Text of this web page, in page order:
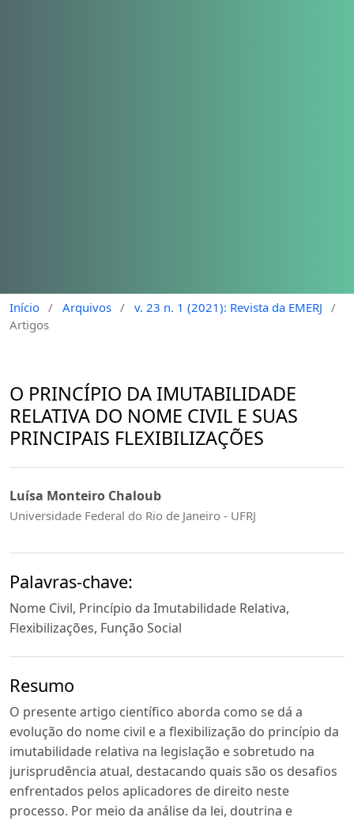
Início / Arquivos / v. 23 n. 1 (2021): Revista da EMERJ
/
Artigos
O PRINCÍPIO DA IMUTABILIDADE
RELATIVA DO NOME CIVIL E SUAS
PRINCIPAIS FLEXIBILIZAÇÕES
Luísa Monteiro Chaloub
Universidade Federal do Rio de Janeiro - UFRJ
Palavras-chave:
Nome Civil, Princípio da Imutabilidade Relativa,
Flexibilizações, Função Social
Resumo
O presente artigo científico aborda como se dá a
evolução do nome civil e a flexibilização do princípio da
imutabilidade relativa na legislação e sobretudo na
jurisprudência atual, destacando quais são os desafios
enfrentados pelos aplicadores de direito neste
processo. Por meio da análise da lei, doutrina e